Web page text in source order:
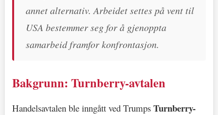
annet alternativ. Arbeidet settes på vent til
USA bestemmer seg for å gjenoppta
samarbeid framfor konfrontasjon.
Bakgrunn: Turnberry-avtalen
Handelsavtalen ble inngått ved Trumps Turnberry-